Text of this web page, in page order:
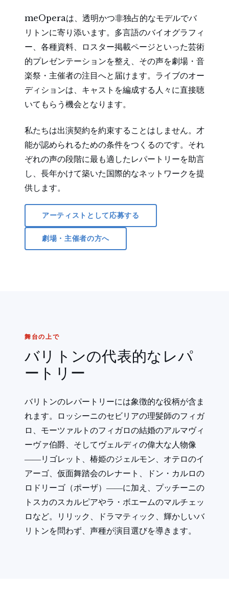
meOperaは、透明かつ非独占的なモデルでバ
リトンに寄り添います。多言語のバイオグラフィ
ー、各種資料、ロスター掲載ページといった芸術
的プレゼンテーションを整え、その声を劇場・音
楽祭・主催者の注目へと届けます。ライブのオー
ディションは、キャストを編成する人々に直接聴
いてもらう機会となります。
私たちは出演契約を約束することはしません。才
能が認められるための条件をつくるのです。それ
ぞれの声の段階に最も適したレパートリーを助言
し、長年かけて築いた国際的なネットワークを提
供します。
アーティストとして応募する
劇場・主催者の方へ
舞台の上で
バリトンの代表的なレパ
ートリー
バリトンのレパートリーには象徴的な役柄が含ま
れます。ロッシーニのセビリアの理髪師のフィガ
ロ、モーツァルトのフィガロの結婚のアルマヴィ
ーヴァ伯爵、そしてヴェルディの偉大な人物像
――リゴレット、椿姫のジェルモン、オテロのイ
アーゴ、仮面舞踏会のレナート、ドン・カルロの
ロドリーゴ（ポーザ）――に加え、プッチーニの
トスカのスカルピアやラ・ボエームのマルチェッ
ロなど。リリック、ドラマティック、輝かしいバ
リトンを問わず、声種が演目選びを導きます。